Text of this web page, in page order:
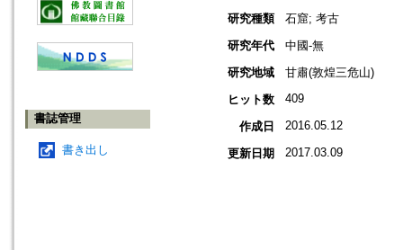
書誌管理
書き出し
研究種類
石窟; 考古
研究年代
中國-無
研究地域
甘肅(敦煌三危山)
ヒット数
409
作成日 2016.05.12
更新日期 2017.03.09